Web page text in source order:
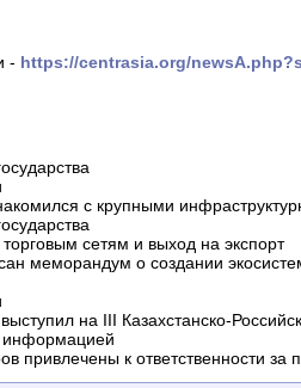
- https://centrasia.org/
с крупными
сетям и выход на экспорт
меморандум о создании
на III Казахстанско-
информацией
привлечены к ответственности за